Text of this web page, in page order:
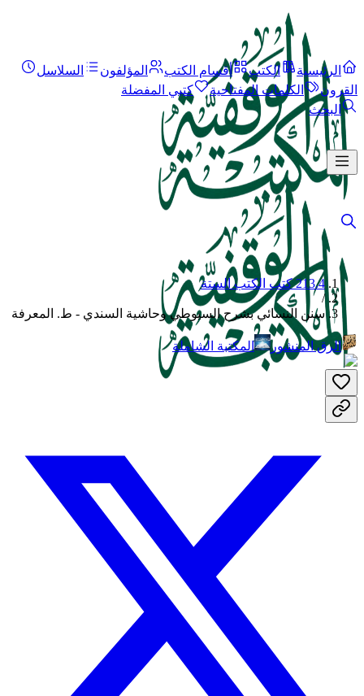
الرئيسية الكتب أقسام الكتب المؤلفون
السلاسل
القرون
الكلمات المفتاحية
كتبي المفضلة
البحث
213.4 كتب الكتب الستة
/
سنن النسائي بشرح السيوطي وحاشية السندي - ط. المعرفة
الرق المنشور المكتبة الشاملة